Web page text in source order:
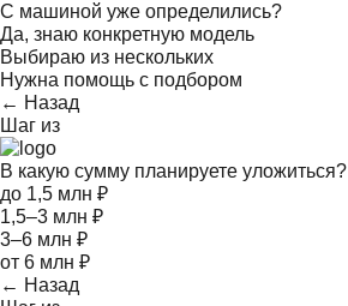
С машиной уже определились?
Да, знаю конкретную модель
Выбираю из нескольких
Нужна помощь с подбором
← Назад
Шаг из
В какую сумму планируете уложиться?
до 1,5 млн ₽
1,5–3 млн ₽
3–6 млн ₽
от 6 млн ₽
← Назад